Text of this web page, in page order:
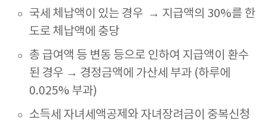
국세 체납액이 있는 경우 → 지급액의 30%를 한
도로 체납액에 충당
총 급여액 등 변동 등으로 인하여 지급액이 환수
된 경우 → 경정금액에 가산세 부과 (하루에
0.025% 부과)
소득세 자녀세액공제와 자녀장려금이 중복신청